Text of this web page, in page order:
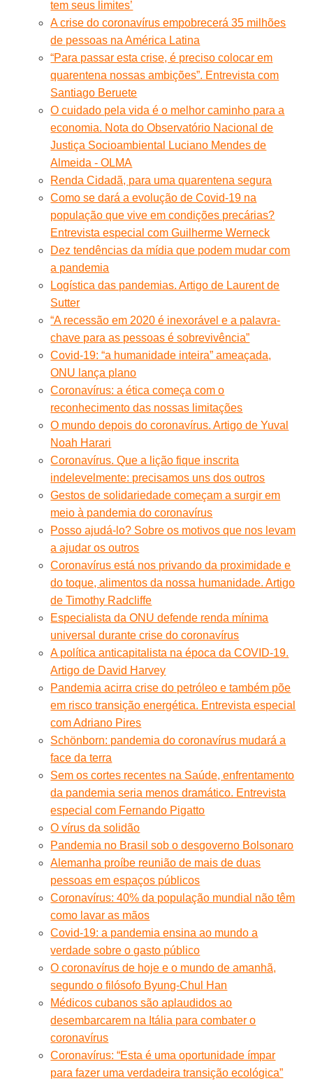
tem seus limites’
A crise do coronavírus empobrecerá 35 milhões
de pessoas na América Latina
“Para passar esta crise, é preciso colocar em
quarentena nossas ambições”. Entrevista com
Santiago Beruete
O cuidado pela vida é o melhor caminho para a
economia. Nota do Observatório Nacional de
Justiça Socioambiental Luciano Mendes de
Almeida - OLMA
Renda Cidadã, para uma quarentena segura
Como se dará a evolução de Covid-19 na
população que vive em condições precárias?
Entrevista especial com Guilherme Werneck
Dez tendências da mídia que podem mudar com
a pandemia
Logística das pandemias. Artigo de Laurent de
Sutter
“A recessão em 2020 é inexorável e a palavra-
chave para as pessoas é sobrevivência”
Covid-19: “a humanidade inteira” ameaçada,
ONU lança plano
Coronavírus: a ética começa com o
reconhecimento das nossas limitações
O mundo depois do coronavírus. Artigo de Yuval
Noah Harari
Coronavírus. Que a lição fique inscrita
indelevelmente: precisamos uns dos outros
Gestos de solidariedade começam a surgir em
meio à pandemia do coronavírus
Posso ajudá-lo? Sobre os motivos que nos levam
a ajudar os outros
Coronavírus está nos privando da proximidade e
do toque, alimentos da nossa humanidade. Artigo
de Timothy Radcliffe
Especialista da ONU defende renda mínima
universal durante crise do coronavírus
A política anticapitalista na época da COVID-19.
Artigo de David Harvey
Pandemia acirra crise do petróleo e também põe
em risco transição energética. Entrevista especial
com Adriano Pires
Schönborn: pandemia do coronavírus mudará a
face da terra
Sem os cortes recentes na Saúde, enfrentamento
da pandemia seria menos dramático. Entrevista
especial com Fernando Pigatto
O vírus da solidão
Pandemia no Brasil sob o desgoverno Bolsonaro
Alemanha proíbe reunião de mais de duas
pessoas em espaços públicos
Coronavírus: 40% da população mundial não têm
como lavar as mãos
Covid-19: a pandemia ensina ao mundo a
verdade sobre o gasto público
O coronavírus de hoje e o mundo de amanhã,
segundo o filósofo Byung-Chul Han
Médicos cubanos são aplaudidos ao
desembarcarem na Itália para combater o
coronavírus
Coronavírus: “Esta é uma oportunidade ímpar
para fazer uma verdadeira transição ecológica”